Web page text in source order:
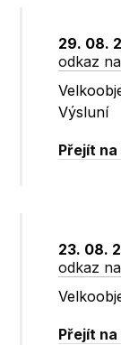
29. 08.
odkaz
Výsluní
Přejít
23. 08.
odkaz
Přejít